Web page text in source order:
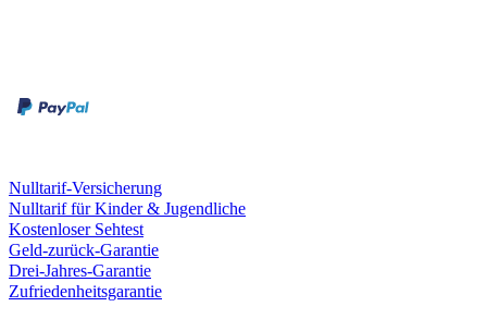
Nulltarif-Versicherung
Nulltarif für Kinder & Jugendliche
Kostenloser Sehtest
Geld-zurück-Garantie
Drei-Jahres-Garantie
Zufriedenheitsgarantie